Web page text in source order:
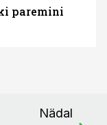
paremini
Nädal